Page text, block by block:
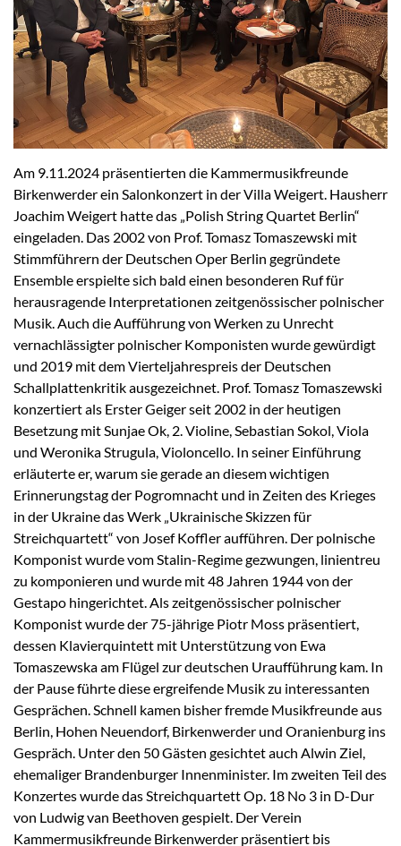
Am 9.11.2024 präsentierten die Kammermusikfreunde
Birkenwerder ein Salonkonzert in der Villa Weigert. Hausherr
Joachim Weigert hatte das „Polish String Quartet Berlin“
eingeladen. Das 2002 von Prof. Tomasz Tomaszewski mit
Stimmführern der Deutschen Oper Berlin gegründete
Ensemble erspielte sich bald einen besonderen Ruf für
herausragende Interpretationen zeitgenössischer polnischer
Musik. Auch die Aufführung von Werken zu Unrecht
vernachlässigter polnischer Komponisten wurde gewürdigt
und 2019 mit dem Vierteljahrespreis der Deutschen
Schallplattenkritik ausgezeichnet. Prof. Tomasz Tomaszewski
konzertiert als Erster Geiger seit 2002 in der heutigen
Besetzung mit Sunjae Ok, 2. Violine, Sebastian Sokol, Viola
und Weronika Strugula, Violoncello. In seiner Einführung
erläuterte er, warum sie gerade an diesem wichtigen
Erinnerungstag der Pogromnacht und in Zeiten des Krieges
in der Ukraine das Werk „Ukrainische Skizzen für
Streichquartett“ von Josef Koffler aufführen. Der polnische
Komponist wurde vom Stalin-Regime gezwungen, linientreu
zu komponieren und wurde mit 48 Jahren 1944 von der
Gestapo hingerichtet. Als zeitgenössischer polnischer
Komponist wurde der 75-jährige Piotr Moss präsentiert,
dessen Klavierquintett mit Unterstützung von Ewa
Tomaszewska am Flügel zur deutschen Uraufführung kam. In
der Pause führte diese ergreifende Musik zu interessanten
Gesprächen. Schnell kamen bisher fremde Musikfreunde aus
Berlin, Hohen Neuendorf, Birkenwerder und Oranienburg ins
Gespräch. Unter den 50 Gästen gesichtet auch Alwin Ziel,
ehemaliger Brandenburger Innenminister. Im zweiten Teil des
Konzertes wurde das Streichquartett Op. 18 No 3 in D-Dur
von Ludwig van Beethoven gespielt. Der Verein
Kammermusikfreunde Birkenwerder präsentiert bis